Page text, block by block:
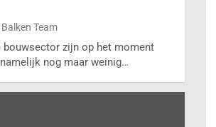
Team
bouwsector zijn op het moment
nog maar weinig…